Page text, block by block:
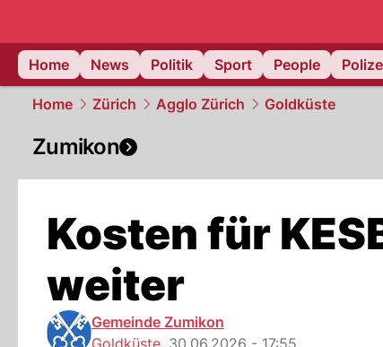
Home
News Politik Sport People
Home Zürich Agglo Zürich Goldküste
Zumikon
Kosten für
weiter
Gemeinde Zumikon
Goldküste, 30.06.2026 - 17:55